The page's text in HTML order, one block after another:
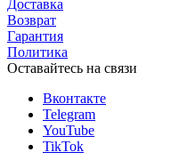
Доставка
Возврат
Гарантия
Политика
Оставайтесь на связи
Вконтакте
Telegram
YouTube
TikTok